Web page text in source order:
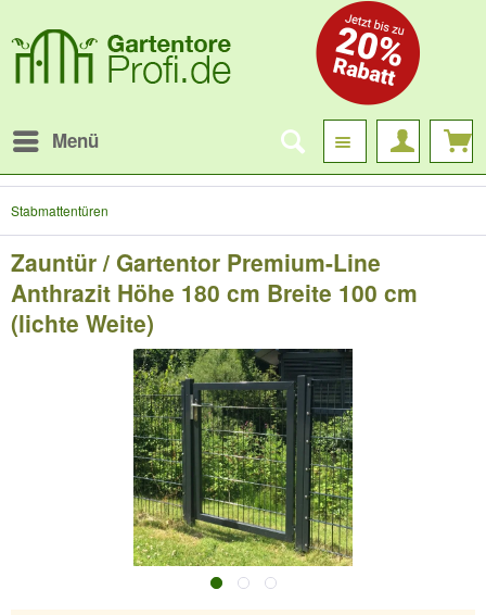
Menü
Stabmattentüren
Zauntür / Gartentor Premium-Line
Anthrazit Höhe 180 cm Breite 100 cm
(lichte Weite)